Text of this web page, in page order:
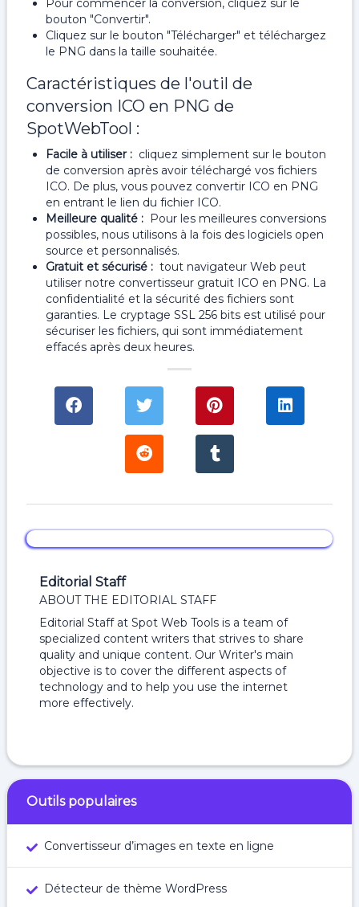
Pour commencer la conversion, cliquez sur le
bouton "Convertir".
Cliquez sur le bouton "Télécharger" et téléchargez
le PNG dans la taille souhaitée.
Caractéristiques de l'outil de
conversion ICO en PNG de
SpotWebTool :
Facile à utiliser : cliquez simplement sur le bouton
de conversion après avoir téléchargé vos fichiers
ICO. De plus, vous pouvez convertir ICO en PNG
en entrant le lien du fichier ICO.
Meilleure qualité : Pour les meilleures conversions
possibles, nous utilisons à la fois des logiciels open
source et personnalisés.
Gratuit et sécurisé : tout navigateur Web peut
utiliser notre convertisseur gratuit ICO en PNG. La
confidentialité et la sécurité des fichiers sont
garanties. Le cryptage SSL 256 bits est utilisé pour
sécuriser les fichiers, qui sont immédiatement
effacés après deux heures.
Editorial Staff
ABOUT THE EDITORIAL STAFF
Editorial Staff at Spot Web Tools is a team of
specialized content writers that strives to share
quality and unique content. Our Writer's main
objective is to cover the different aspects of
technology and to help you use the internet
more effectively.
Outils populaires
Convertisseur d’images en texte en ligne
Détecteur de thème WordPress